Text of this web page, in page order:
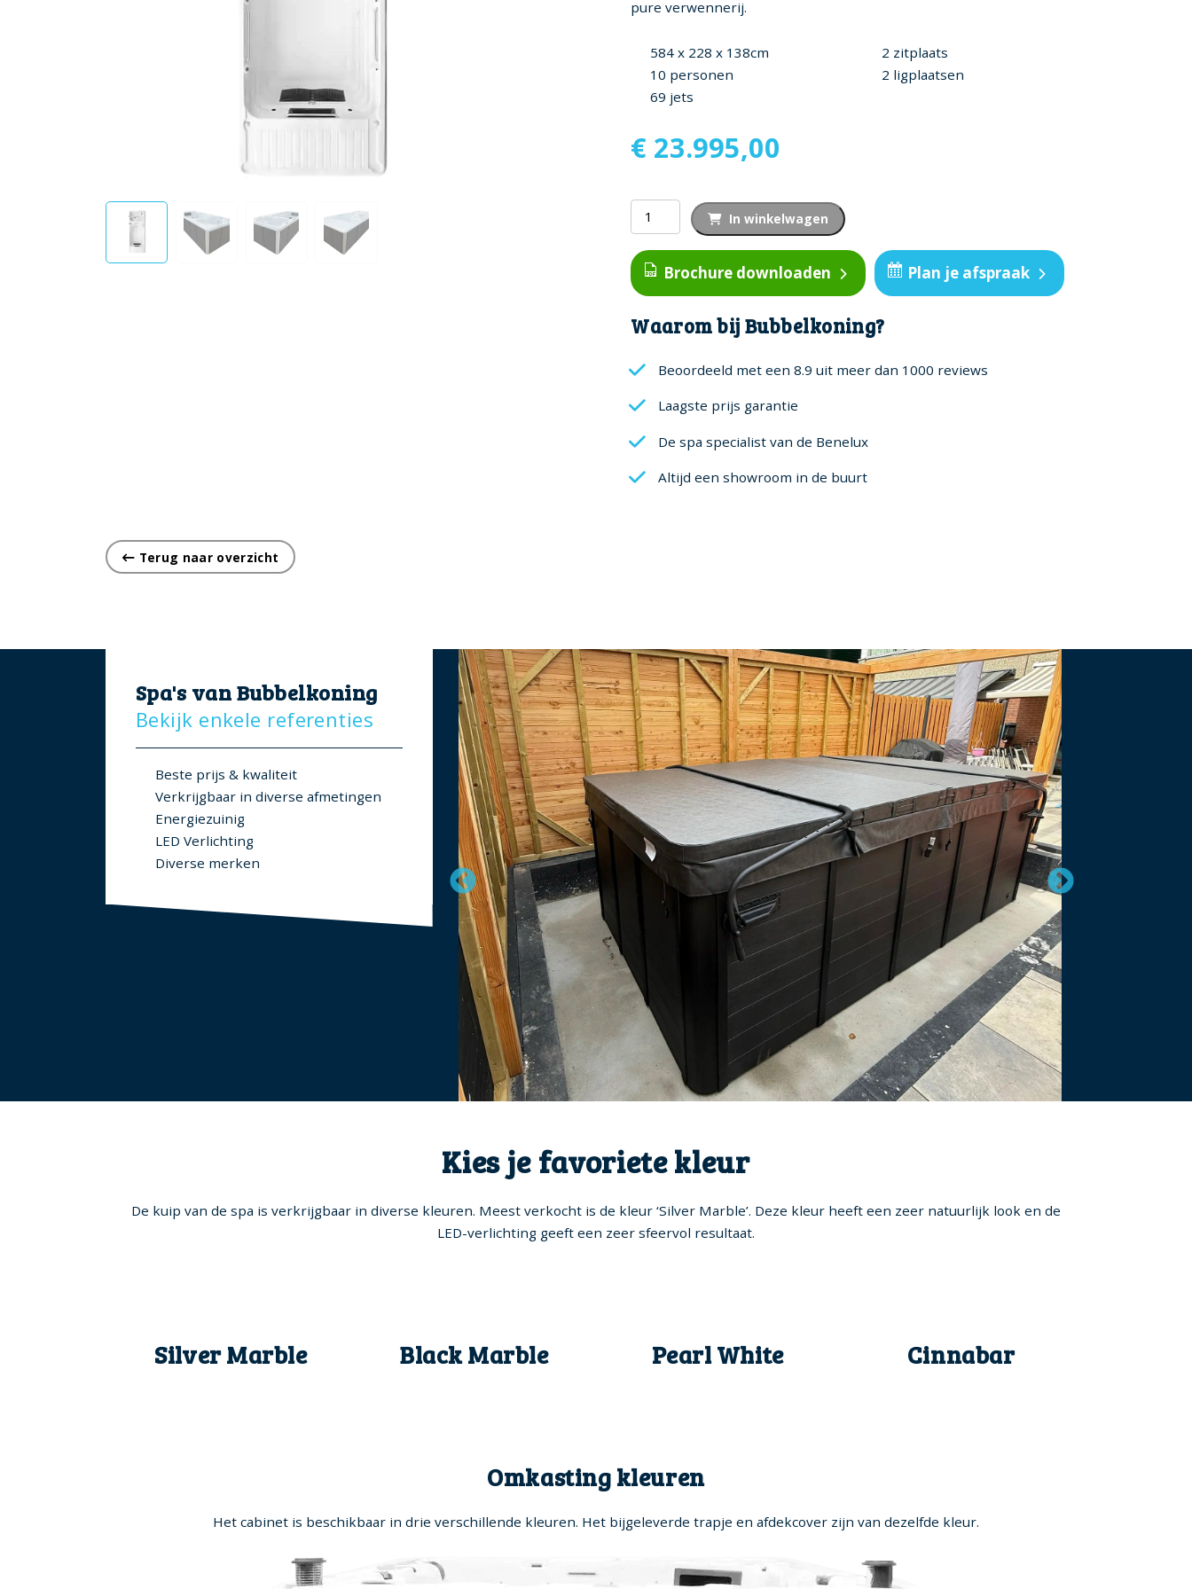
pure verwennerij.
584 x 228 x 138cm
10 personen
69 jets
2 zitplaats
2 ligplaatsen
€ 23.995,00
Byron
Bay
Zwemspa
aantal
In winkelwagen
Brochure downloaden Plan je afspraak
Waarom bij Bubbelkoning?
Beoordeeld met een 8.9 uit meer dan 1000 reviews
Laagste prijs garantie
De spa specialist van de Benelux
Altijd een showroom in de buurt
Terug naar overzicht
Spa's van Bubbelkoning
Bekijk enkele referenties
Beste prijs & kwaliteit
Verkrijgbaar in diverse afmetingen
Energiezuinig
LED Verlichting
Diverse merken
Kies je favoriete kleur
De kuip van de spa is verkrijgbaar in diverse kleuren. Meest verkocht is de kleur ‘Silver Marble’. Deze kleur heeft een zeer natuurlijk look en de
LED-verlichting geeft een zeer sfeervol resultaat.
Silver Marble Black Marble Pearl White Cinnabar
Omkasting kleuren
Het cabinet is beschikbaar in drie verschillende kleuren. Het bijgeleverde trapje en afdekcover zijn van dezelfde kleur.